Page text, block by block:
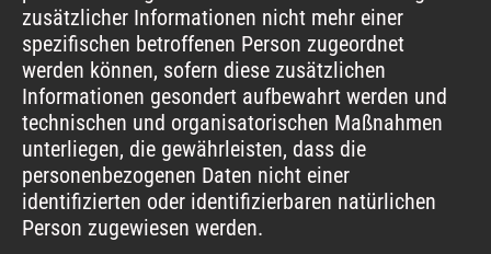
zusätzlicher Informationen nicht mehr einer
spezifischen betroffenen Person zugeordnet
werden können, sofern diese zusätzlichen
Informationen gesondert aufbewahrt werden und
technischen und organisatorischen Maßnahmen
unterliegen, die gewährleisten, dass die
personenbezogenen Daten nicht einer
identifizierten oder identifizierbaren natürlichen
Person zugewiesen werden.